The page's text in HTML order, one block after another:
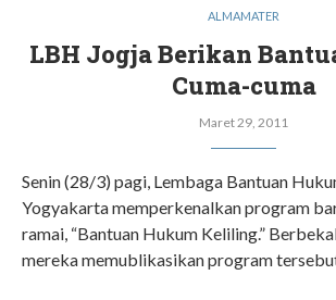
ALMAMATER
LBH Jogja Berikan
Cuma-cuma
Maret 29, 2011
Senin (28/3) pagi, Lembaga Bantuan
Yogyakarta memperkenalkan program
ramai, “Bantuan Hukum Keliling.”
mereka memublikasikan program